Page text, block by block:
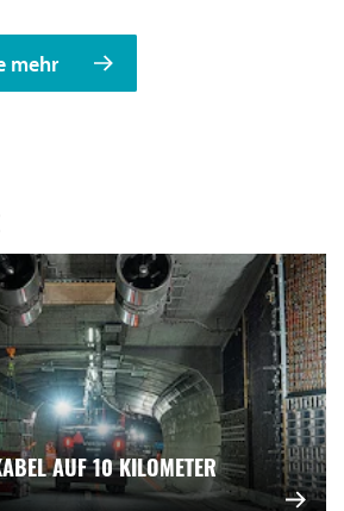
mehr
AUF 10 KILOMETER